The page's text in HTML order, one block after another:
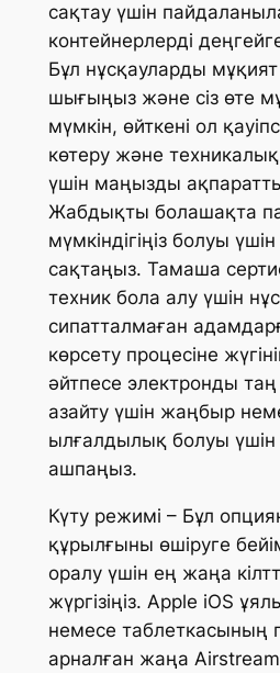
сақтау үшін
контейнерлерді
Бұл нұсқауларды мұқият
шығыңыз және сіз өте
мүмкін, өйткені ол
көтеру және
үшін маңызды
Жабдықты болашақта
мүмкіндігіңіз болуы
сақтаңыз. Тамаша
техник бола алу үшін
сипатталмаған
көрсету процесіне
әйтпесе электронды
азайту үшін жаңбыр
ылғалдылық болуы
ашпаңыз.
Күту режимі – Бұл
құрылғыны өшіруге
оралу үшін ең жаңа
жүргізіңіз. Apple iOS
немесе таблеткасының
арналған жаңа